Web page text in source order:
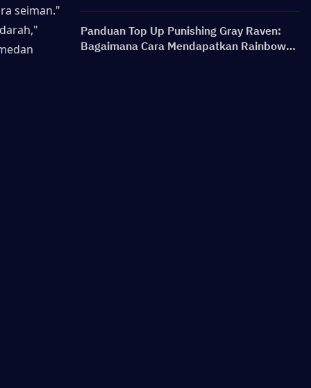
seiman."
Aman
Panduan Top Up Punishing Gray Raven:
Bagaimana Cara Mendapatkan Rainbow